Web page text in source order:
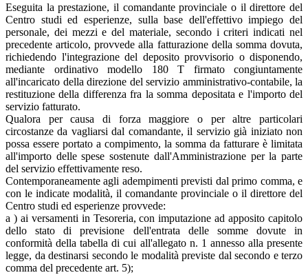
Eseguita la prestazione, il comandante provinciale o il direttore del
Centro studi ed esperienze, sulla base dell'effettivo impiego del
personale, dei mezzi e del materiale, secondo i criteri indicati nel
precedente articolo, provvede alla fatturazione della somma dovuta,
richiedendo l'integrazione del deposito provvisorio o disponendo,
mediante ordinativo modello 180 T firmato congiuntamente
all'incaricato della direzione del servizio amministrativo-contabile, la
restituzione della differenza fra la somma depositata e l'importo del
servizio fatturato.
Qualora per causa di forza maggiore o per altre particolari
circostanze da vagliarsi dal comandante, il servizio già iniziato non
possa essere portato a compimento, la somma da fatturare è limitata
all'importo delle spese sostenute dall'Amministrazione per la parte
del servizio effettivamente reso.
Contemporaneamente agli adempimenti previsti dal primo comma, e
con le indicate modalità, il comandante provinciale o il direttore del
Centro studi ed esperienze provvede:
a ) ai versamenti in Tesoreria, con imputazione ad apposito capitolo
dello stato di previsione dell'entrata delle somme dovute in
conformità della tabella di cui all'allegato n. 1 annesso alla presente
legge, da destinarsi secondo le modalità previste dal secondo e terzo
comma del precedente art. 5);